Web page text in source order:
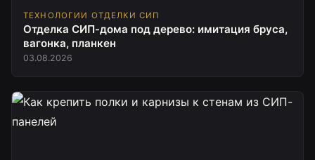
ТЕХНОЛОГИИ ОТДЕЛКИ СИП
Отделка СИП-дома под дерево: имитация бруса,
вагонка, планкен
03.08.2026